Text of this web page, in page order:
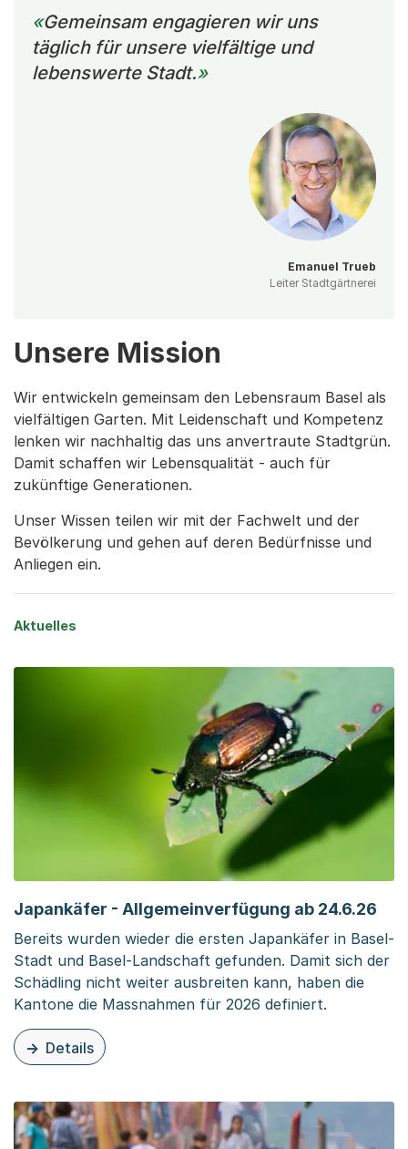
Gemeinsam engagieren wir uns
täglich für unsere vielfältige und
lebenswerte Stadt.
Emanuel Trueb
Leiter Stadtgärtnerei
Unsere Mission
Wir entwickeln gemeinsam den Lebensraum Basel als
vielfältigen Garten. Mit Leidenschaft und Kompetenz
lenken wir nachhaltig das uns anvertraute Stadtgrün.
Damit schaffen wir Lebensqualität - auch für
zukünftige Generationen.
Unser Wissen teilen wir mit der Fachwelt und der
Bevölkerung und gehen auf deren Bedürfnisse und
Anliegen ein.
Aktuelles
Japankäfer - Allgemeinverfügung ab 24.6.26
Bereits wurden wieder die ersten Japankäfer in Basel-
Stadt und Basel-Landschaft gefunden. Damit sich der
Schädling nicht weiter ausbreiten kann, haben die
Kantone die Massnahmen für 2026 definiert.
Details
zu diesem Thema: Japankäfer - Allgemeinverfügung ab